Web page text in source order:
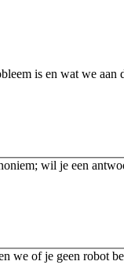
is en wat we aan
wil je een
we of je geen robot